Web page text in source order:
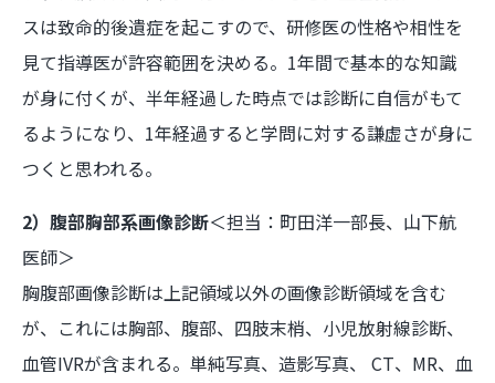
スは致命的後遺症を起こすので、研修医の性格や相性を
見て指導医が許容範囲を決める。1年間で基本的な知識
が身に付くが、半年経過した時点では診断に自信がもて
るようになり、1年経過すると学問に対する謙虚さが身に
つくと思われる。
2）腹部胸部系画像診断＜担当：町田洋一部長、山下航
医師＞
胸腹部画像診断は上記領域以外の画像診断領域を含む
が、これには胸部、腹部、四肢末梢、小児放射線診断、
血管IVRが含まれる。単純写真、造影写真、 CT、MR、血